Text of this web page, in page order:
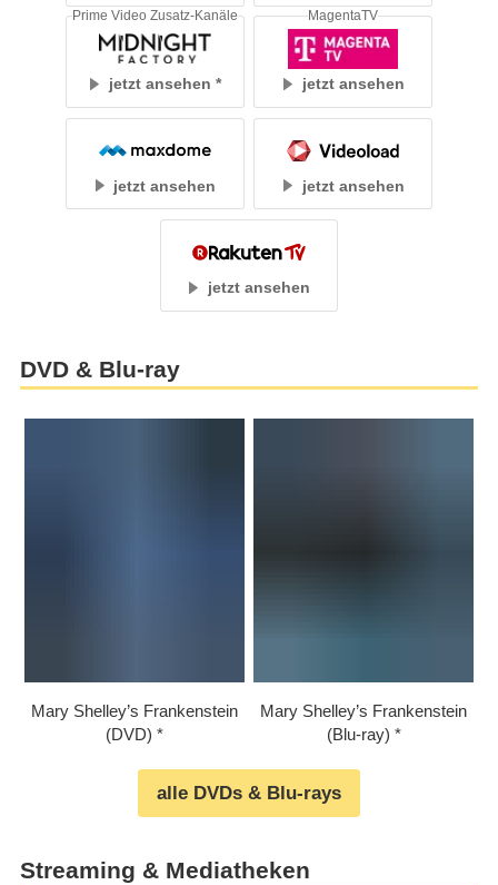
jetzt ansehen
Prime Video Zusatz-Kanäle
jetzt ansehen
MagentaTV
jetzt ansehen jetzt ansehen
jetzt ansehen
DVD & Blu-ray
Mary Shelley’s Frankenstein
(DVD)
Mary Shelley’s Frankenstein
(Blu-ray)
alle DVDs & Blu-rays
Streaming & Mediatheken